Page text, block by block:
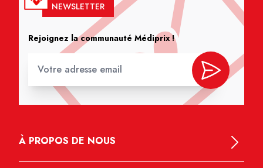
NEWSLETTER
Rejoignez la communauté Médiprix !
À PROPOS DE NOUS